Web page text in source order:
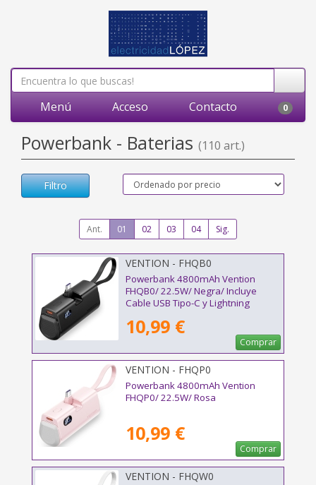
Menú Acceso Contacto 0
Powerbank - Baterias (110 art.)
Filtro
Ant. 01 02 03 04 Sig.
VENTION - FHQB0
Powerbank 4800mAh Vention
FHQB0/ 22.5W/ Negra/ Incluye
Cable USB Tipo-C y Lightning
10,99 €
Comprar
VENTION - FHQP0
Powerbank 4800mAh Vention
FHQP0/ 22.5W/ Rosa
10,99 €
Comprar
VENTION - FHQW0